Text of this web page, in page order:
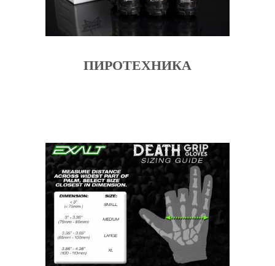
ПИРОТЕХНИКА